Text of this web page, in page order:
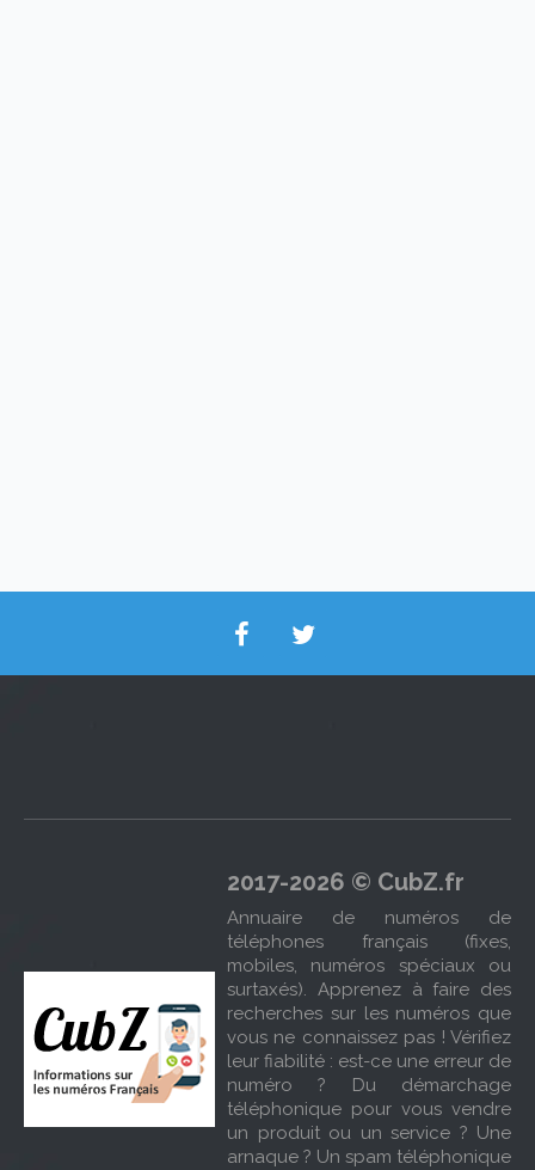
2017-2026 © CubZ.fr
Annuaire de numéros de
téléphones français (fixes,
mobiles, numéros spéciaux ou
surtaxés). Apprenez à faire des
recherches sur les numéros que
vous ne connaissez pas ! Vérifiez
leur fiabilité : est-ce une erreur de
numéro ? Du démarchage
téléphonique pour vous vendre
un produit ou un service ? Une
arnaque ? Un spam téléphonique